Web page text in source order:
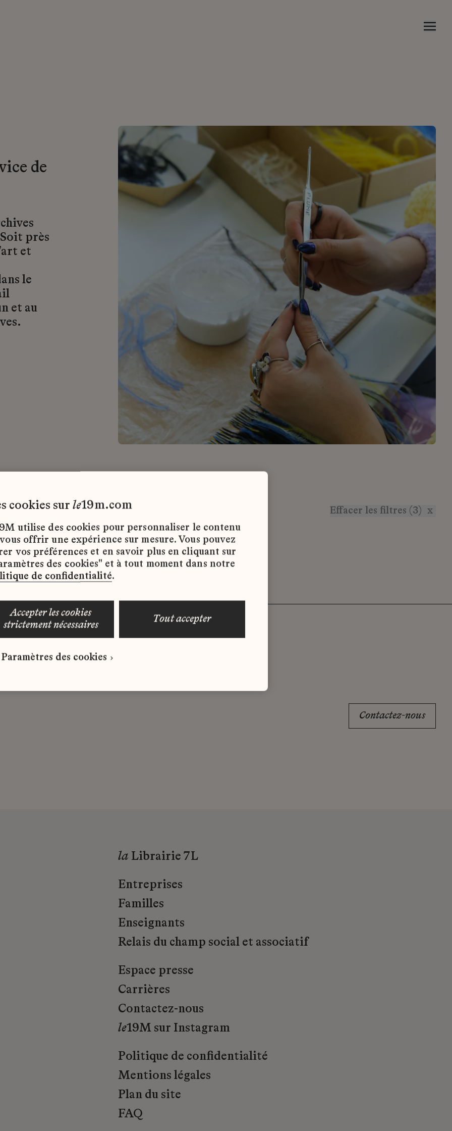
de
près
et
le
et au
Alternance Effacer les filtres (3) x
d’emploi disponibles pour le moment.
correspond à votre profil ?
spontanée dès maintenant.
Contactez-nous
la Librairie 7L
Entreprises
Familles
Enseignants
Relais du champ social et associatif
Espace presse
Carrières
Contactez-nous
le19M sur Instagram
Politique de confidentialité
Mentions légales
Plan du site
FAQ
cookies sur le19m.com
utilise des cookies pour personnaliser le contenu
offrir une expérience sur mesure. Vous pouvez
vos préférences et en savoir plus en cliquant sur
des cookies" et à tout moment dans notre
de confidentialité.
accepter les cookies
strictement nécessaires
tout accepter
Paramètres des cookies